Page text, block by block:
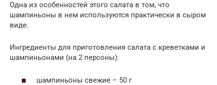
Одна из особенностей этого салата в том, что
шампиньоны в нем используются практически в сыром
виде.
Ингредиенты для приготовления салата с креветками и
шампиньонами (на 2 персоны):
шампиньоны свежие – 50 г